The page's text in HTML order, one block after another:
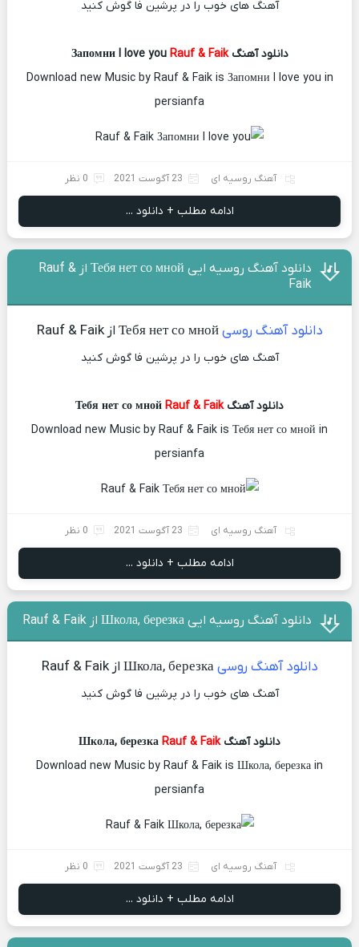
آهنگ های خوب را در پرشین فا گوش کنید
دانلود آهنگ Запомни I love youRauf & Faik
Download new Music by Rauf & Faik is Запомни I love you in
persianfa
آهنگ روسیه ای 23 آگوست 2021 0 نظر
ادامه مطلب + دانلود ...
دانلود آهنگ روسیه ایی Тебя нет со мной از Rauf &
Faik
دانلود آهنگ روسیТебя нет со мной از Rauf & Faik
آهنگ های خوب را در پرشین فا گوش کنید
دانلود آهنگ Тебя нет со мнойRauf & Faik
Download new Music by Rauf & Faik is Тебя нет со мной in
persianfa
آهنگ روسیه ای 23 آگوست 2021 0 نظر
ادامه مطلب + دانلود ...
دانلود آهنگ روسیه ایی Школа, березка از Rauf & Faik
دانلود آهنگ روسیШкола, березка از Rauf & Faik
آهنگ های خوب را در پرشین فا گوش کنید
دانلود آهنگ Школа, березкаRauf & Faik
Download new Music by Rauf & Faik is Школа, березка in
persianfa
آهنگ روسیه ای 23 آگوست 2021 0 نظر
ادامه مطلب + دانلود ...